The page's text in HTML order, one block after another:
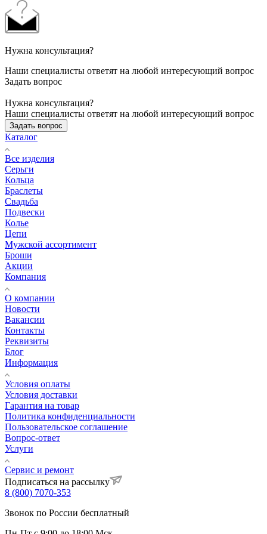
Нужна консультация?
Наши специалисты ответят на любой интересующий вопрос
Задать вопрос
Нужна консультация?
Наши специалисты ответят на любой интересующий вопрос
Задать вопрос
Каталог
Все изделия
Серьги
Кольца
Браслеты
Свадьба
Подвески
Колье
Цепи
Мужской ассортимент
Броши
Акции
Компания
О компании
Новости
Вакансии
Контакты
Реквизиты
Блог
Информация
Условия оплаты
Условия доставки
Гарантия на товар
Политика конфиденциальности
Пользовательское соглашение
Вопрос-ответ
Услуги
Сервис и ремонт
Подписаться на рассылку
8 (800) 7070-353
Звонок по России бесплатный